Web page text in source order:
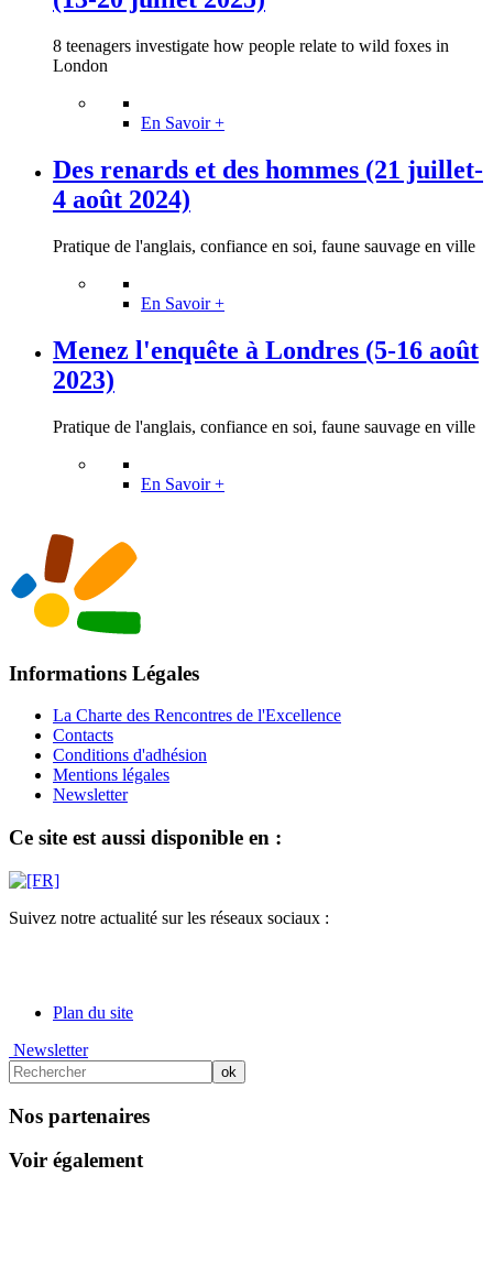
8 teenagers investigate how people relate to wild foxes in
London
En Savoir +
Des renards et des hommes (21 juillet-
4 août 2024)
Pratique de l'anglais, confiance en soi, faune sauvage en ville
En Savoir +
Menez l'enquête à Londres (5-16 août
2023)
Pratique de l'anglais, confiance en soi, faune sauvage en ville
En Savoir +
Informations Légales
La Charte des Rencontres de l'Excellence
Contacts
Conditions d'adhésion
Mentions légales
Newsletter
Ce site est aussi disponible en :
Suivez notre actualité sur les réseaux sociaux :
Plan du site
Newsletter
Nos partenaires
Voir également